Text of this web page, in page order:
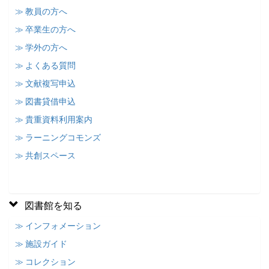
≫ 教員の方へ
≫ 卒業生の方へ
≫ 学外の方へ
≫ よくある質問
≫ 文献複写申込
≫ 図書貸借申込
≫ 貴重資料利用案内
≫ ラーニングコモンズ
≫ 共創スペース
図書館を知る
≫ インフォメーション
≫ 施設ガイド
≫ コレクション